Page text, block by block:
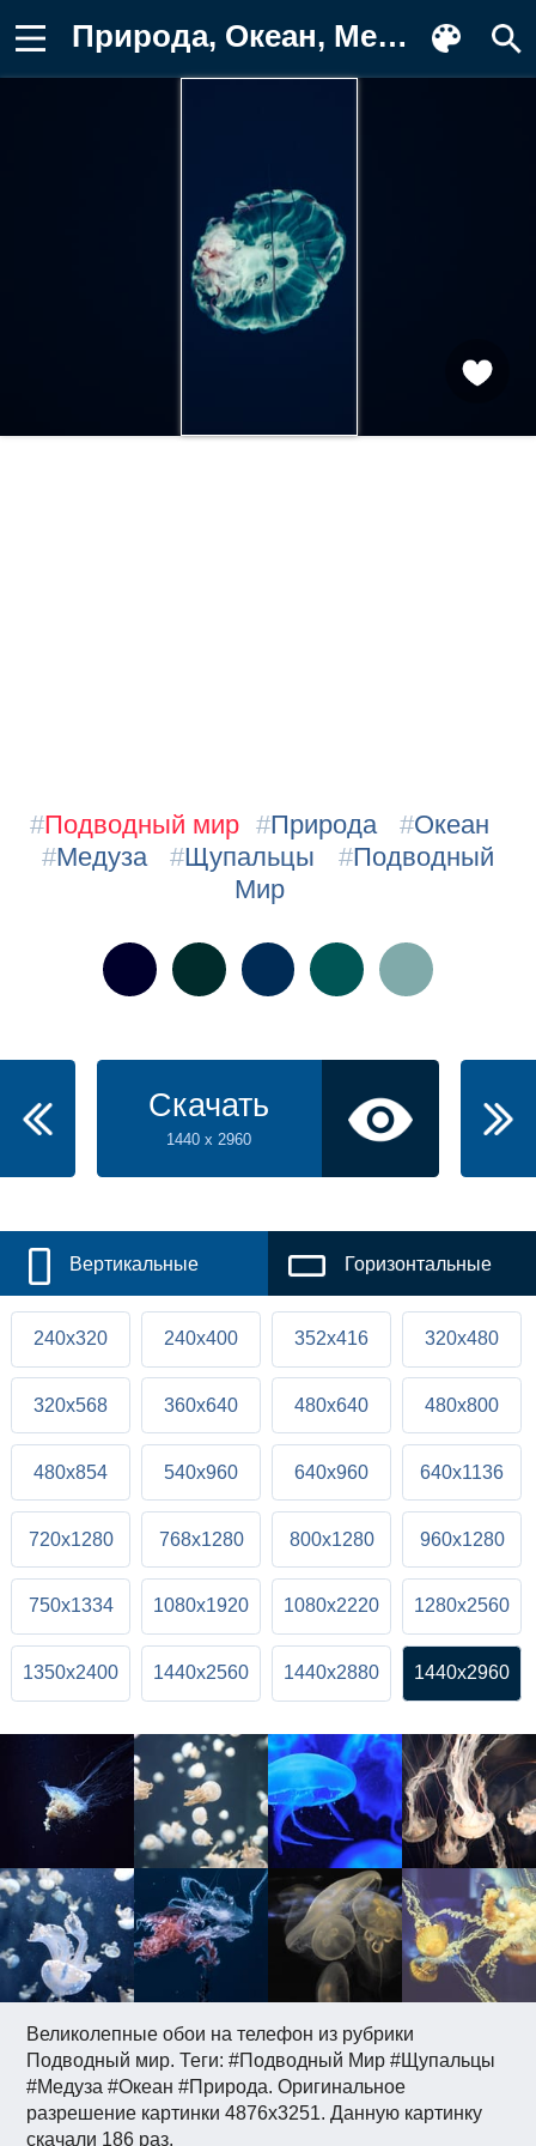
Природа, Океан, Медуза, Щупальцы Картинка
Великолепные обои на телефон из рубрики
Подводный мир. Теги: #Подводный Мир #Щупальцы
#Медуза #Океан #Природа. Оригинальное
разрешение картинки 4876x3251. Данную картинку
скачали 186 раз.
#Подводный мир #Природа #Океан
#Медуза #Щупальцы #Подводный
Мир
Скачать
1440 x 2960
Вертикальные Горизонтальные
240x320 240x400 352x416 320x480
320x568 360x640 480x640 480x800
480x854 540x960 640x960 640x1136
720x1280 768x1280 800x1280 960x1280
750x1334 1080x1920 1080x2220 1280x2560
1350x2400 1440x2560 1440x2880 1440x2960